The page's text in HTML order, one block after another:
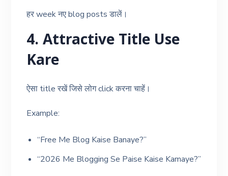
हर week नए blog posts डालें।
4. Attractive Title Use
Kare
ऐसा title रखें जिसे लोग click करना चाहें।
Example:
“Free Me Blog Kaise Banaye?”
“2026 Me Blogging Se Paise Kaise Kamaye?”